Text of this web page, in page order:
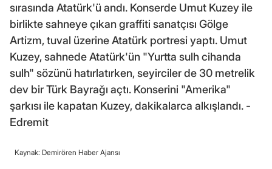
sırasında Atatürk'ü andı. Konserde Umut Kuzey ile
birlikte sahneye çıkan graffiti sanatçısı Gölge
Artizm, tuval üzerine Atatürk portresi yaptı. Umut
Kuzey, sahnede Atatürk'ün "Yurtta sulh cihanda
sulh" sözünü hatırlatırken, seyirciler de 30 metrelik
dev bir Türk Bayrağı açtı. Konserini "Amerika"
şarkısı ile kapatan Kuzey, dakikalarca alkışlandı. -
Edremit
Kaynak: Demirören Haber Ajansı